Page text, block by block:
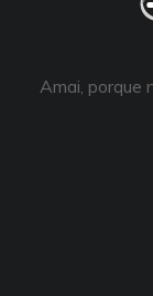
Amai, porque